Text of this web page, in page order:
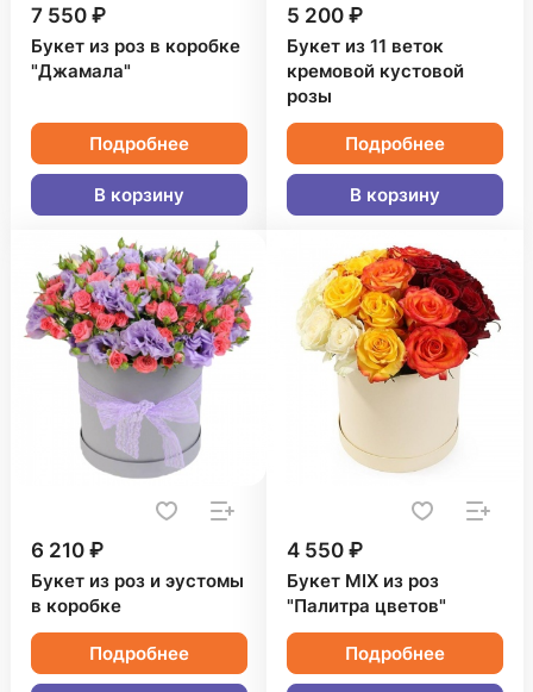
7 550 ₽
Букет из роз в коробке
"Джамала"
Подробнее
В корзину
5 200 ₽
Букет из 11 веток
кремовой кустовой
розы
Подробнее
В корзину
6 210 ₽
Букет из роз и эустомы
в коробке
Подробнее
4 550 ₽
Букет MIX из роз
"Палитра цветов"
Подробнее